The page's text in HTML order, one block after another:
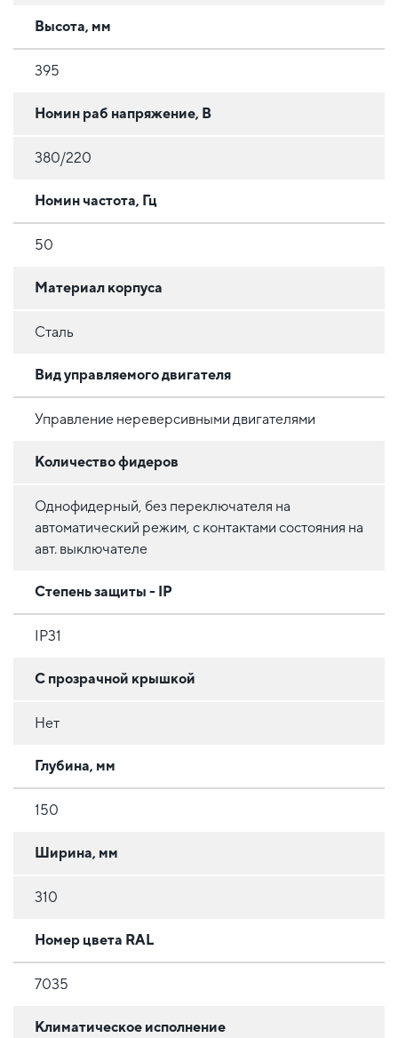
Высота, мм
395
Номин раб напряжение, В
380/220
Номин частота, Гц
50
Материал корпуса
Сталь
Вид управляемого двигателя
Управление нереверсивными двигателями
Количество фидеров
Однофидерный, без переключателя на
автоматический режим, с контактами состояния на
авт. выключателе
Степень защиты - IP
IP31
С прозрачной крышкой
Нет
Глубина, мм
150
Ширина, мм
310
Номер цвета RAL
7035
Климатическое исполнение